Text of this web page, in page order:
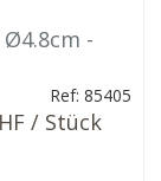
-
Ref: 85405
/ Stück